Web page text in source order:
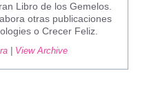
Libro de los Gemelos.
otras publicaciones
o Crecer Feliz.
View Archive